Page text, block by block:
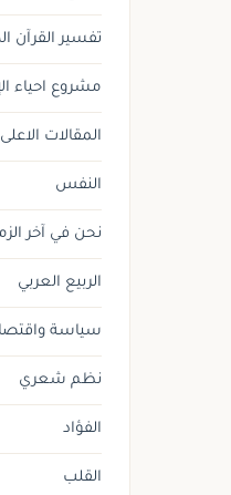
تفسير القرآن
مشروع احياء
المقالات
النفس
نحن في آخر
الربيع العربي
سياسة
نظم شعري
الفؤاد
القلب